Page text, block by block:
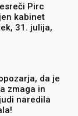
Pirc
kabinet
31. julija,
da je
zmaga in
naredila